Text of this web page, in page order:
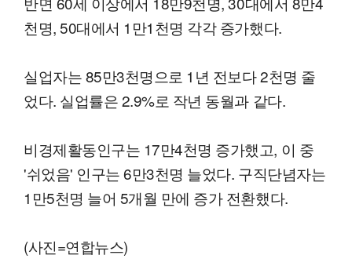
천명, 50대에서 1만1천명 각각 증가했다.
실업자는 85만3천명으로 1년 전보다 2천명 줄
었다. 실업률은 2.9%로 작년 동월과 같다.
비경제활동인구는 17만4천명 증가했고, 이 중
'쉬었음' 인구는 6만3천명 늘었다. 구직단념자는
1만5천명 늘어 5개월 만에 증가 전환했다.
(사진=연합뉴스)